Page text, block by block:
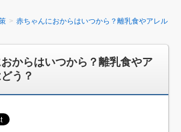
赤ちゃんにおからはいつから？離乳食やアレル
からはいつから？離乳食やア
どう？